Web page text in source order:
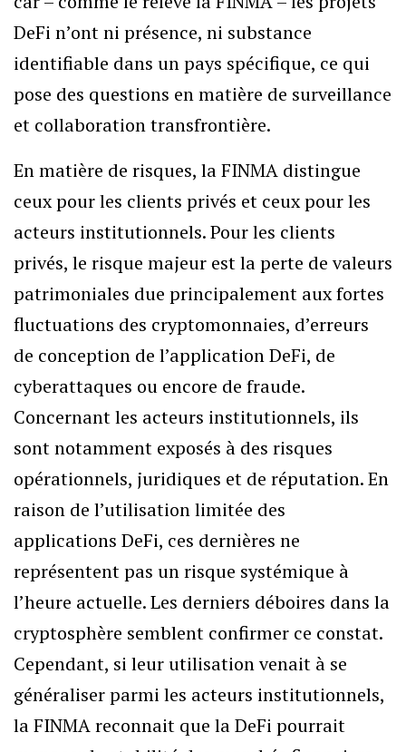
DeFi n’ont ni présence, ni substance
identifiable dans un pays spécifique, ce qui
pose des questions en matière de surveillance
et collaboration transfrontière.
En matière de risques, la FINMA distingue
ceux pour les clients privés et ceux pour les
acteurs institutionnels. Pour les clients
privés, le risque majeur est la perte de valeurs
patrimoniales due principalement aux fortes
fluctuations des cryptomonnaies, d’erreurs
de conception de l’application DeFi, de
cyberattaques ou encore de fraude.
Concernant les acteurs institutionnels, ils
sont notamment exposés à des risques
opérationnels, juridiques et de réputation. En
raison de l’utilisation limitée des
applications DeFi, ces dernières ne
représentent pas un risque systémique à
l’heure actuelle. Les derniers déboires dans la
cryptosphère semblent confirmer ce constat.
Cependant, si leur utilisation venait à se
généraliser parmi les acteurs institutionnels,
la FINMA reconnait que la DeFi pourrait